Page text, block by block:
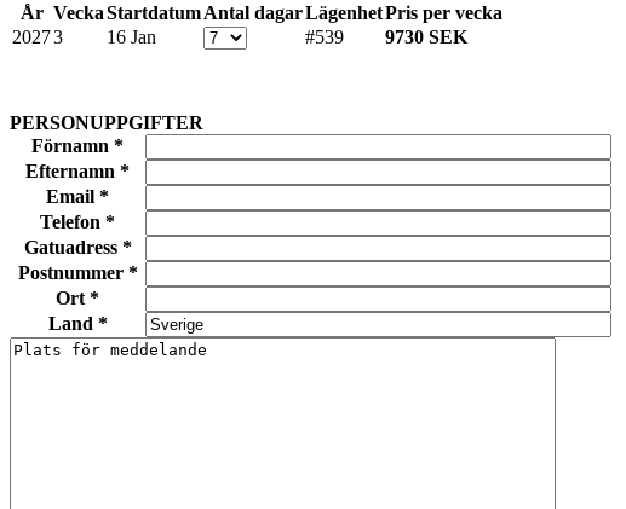
År VeckaStartdatumAntal dagarLägenhetPris per vecka
20273 16 Jan #539 9730 SEK
PERSONUPPGIFTER
Förnamn *
Efternamn *
Email *
Telefon *
Gatuadress *
Postnummer *
Ort *
Land *